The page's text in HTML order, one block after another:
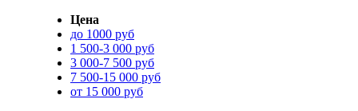
Цена
до 1000 руб
1 500-3 000 руб
3 000-7 500 руб
7 500-15 000 руб
от 15 000 руб